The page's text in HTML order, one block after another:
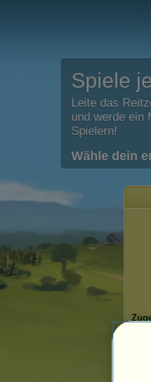
Spiele
Leite das
und werde ein
Spielern!
Wähle dein